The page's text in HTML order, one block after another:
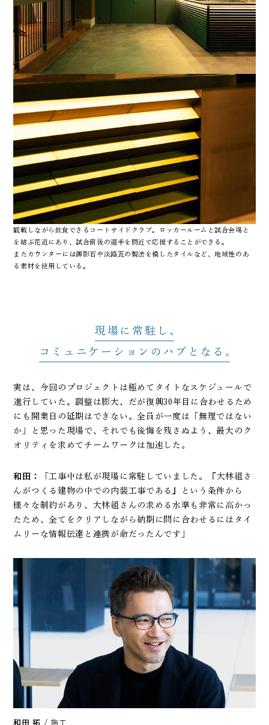
観戦しながら飲食できるコートサイドクラブ。ロッカールームと試合会場と
を結ぶ花道にあり、試合前後の選手を間近で応援することができる。
またカウンターには御影石や淡路瓦の製法を模したタイルなど、地域性のあ
る素材を使用している。
現場に常駐し
コミュニケーションのハブとなる
実は、今回のプロジェクトは極めてタイトなスケジュールで
進行していた。調整は膨大、だが復興30年目に合わせるため
にも開業日の延期はできない。全員が一度は「無理ではない
か」と思った現場で、それでも後悔を残さぬよう、最大のク
オリティを求めてチームワークは加速した。
和田：
「工事中は私が現場に常駐していました。『大林組さ
んがつくる建物の中での内装工事である』という条件から
様々な制約があり、大林組さんの求める水準も非常に高かっ
たため、全てをクリアしながら納期に間に合わせるにはタイ
ムリーな情報伝達と連携が命だったんです」
和田 拓 / 施工